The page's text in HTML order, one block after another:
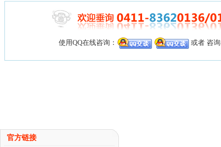
使用QQ在线咨询： 或者 咨
官方链接